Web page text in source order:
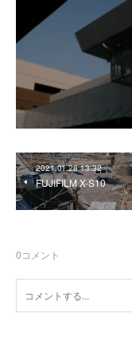
2021.01.28 13:32
FUJIFILM X-S10
0コメント